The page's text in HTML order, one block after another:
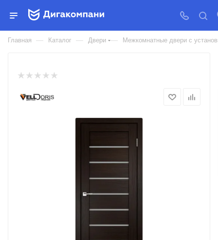
ДВЕРЬ МЕЖКОМНАТНАЯ
VELLDORIS UNICA 1 3D FLEX
Главная — Каталог — Двери — Межкомнатные двери с